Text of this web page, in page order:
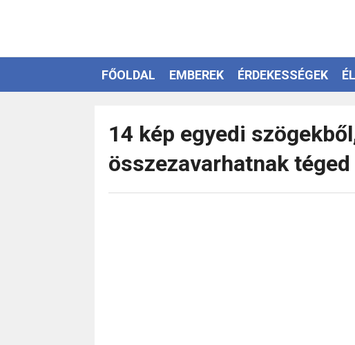
FŐOLDAL EMBEREK ÉRDEKESSÉGEK
14 kép egyedi
összezavarhatnak téged